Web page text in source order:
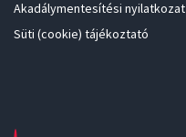
Akadálymentesítési nyilatkozat
Süti (cookie) tájékoztató